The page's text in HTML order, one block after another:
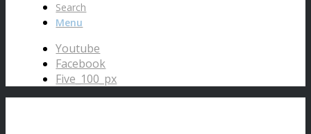
Search
Menu
Youtube
Facebook
Five_100_px